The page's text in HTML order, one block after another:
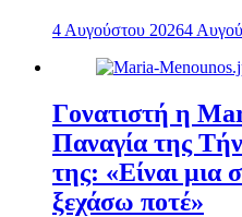
4 Αυγούστου 20264
Γονατιστή η
Παναγία της
της: «Είναι μια
ξεχάσω ποτέ»